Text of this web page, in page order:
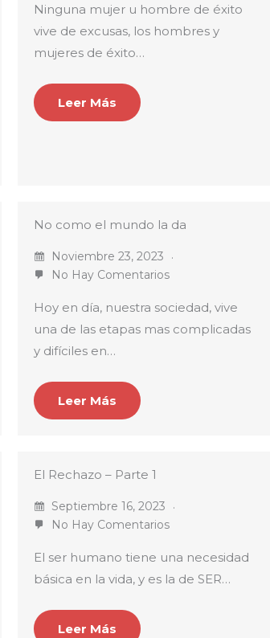
Ninguna mujer u hombre de éxito
vive de excusas, los hombres y
mujeres de éxito…
Leer Más
No como el mundo la da
Noviembre 23, 2023
No Hay Comentarios
Hoy en día, nuestra sociedad, vive
una de las etapas mas complicadas
y difíciles en…
Leer Más
El Rechazo – Parte 1
Septiembre 16, 2023
No Hay Comentarios
El ser humano tiene una necesidad
básica en la vida, y es la de SER…
Leer Más